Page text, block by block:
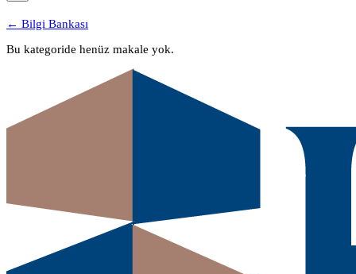
← Bilgi Bankası
Bu kategoride henüz makale yok.